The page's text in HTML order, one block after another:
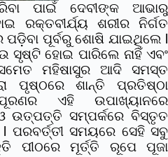
ପାଇଁ ଦେବୀଙ୍କ ଆଭାରୁ
ରକ୍ତବୀର୍ଯ୍ୟ ଶରୀର ନିର୍ଗତ
ପୂର୍ବରୁ ଶୋଷି ଯାଇଥିଲେ l
ହୋଇ ପାରିଲେ ନାହିଁ ଏବଂ
ସମେତ ମହିଷାସୁର ଆଦି ସମସ୍ତ
ପୃଷ୍ଠରେ ଶାନ୍ତି ପ୍ରତିଷ୍ଠା
ଏହି ଉପାଖ୍ୟାନରେ
ଉତ୍ପତ୍ତି ସମ୍ପର୍କରେ ବିସ୍ତୃତ
l ପରବର୍ତ୍ତୀ ସମୟରେ ସେହି ସବୁ
ପୀଠରେ ମୂର୍ତ୍ତି ରୂପେ ପୂଜା